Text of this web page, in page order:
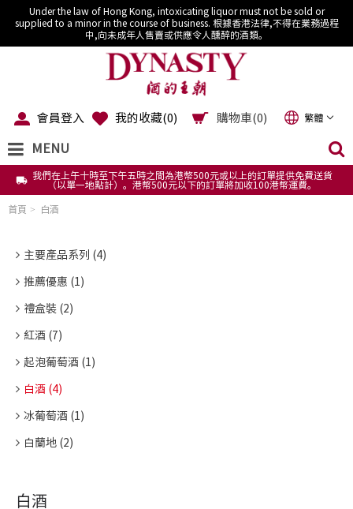
Under the law of Hong Kong, intoxicating liquor must not be sold or
supplied to a minor in the course of business. 根據香港法律,不得在業務過程
中,向未成年人售賣或供應令人醺醉的酒類。
會員登入 我的收藏(0) 購物車(0) 繁體
MENU
我們在上午十時至下午五時之間為港幣500元或以上的訂單提供免費送貨
（以單一地點計）。港幣500元以下的訂單將加收100港幣運費。
首頁 白酒
主要產品系列 (4)
推薦優惠 (1)
禮盒裝 (2)
紅酒 (7)
起泡葡萄酒 (1)
白酒 (4)
冰葡萄酒 (1)
白蘭地 (2)
白酒